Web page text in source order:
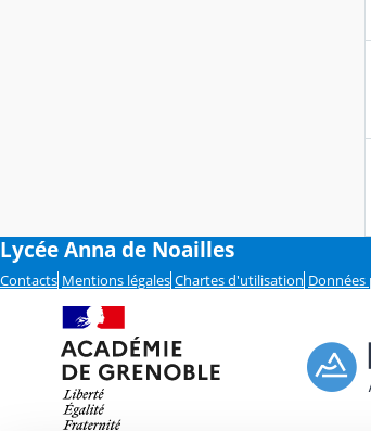
Lycée Anna de Noailles
Contacts Mentions légales Chartes d'utilisation Données